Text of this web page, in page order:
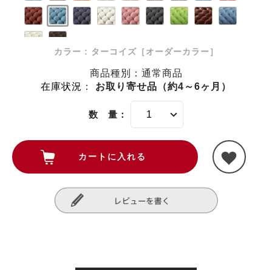
カラー : ターコイズ［オーダーカラー］
商品種別：通常商品
在庫状況 ： お取り寄せ品（約4～6ヶ月）
数 量：